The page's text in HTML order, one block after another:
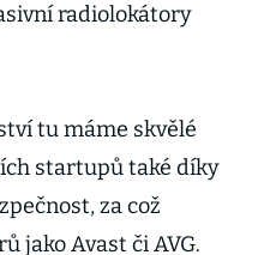
radiolokátory
tu máme skvělé
startupů také díky
za což
jako Avast či AVG.